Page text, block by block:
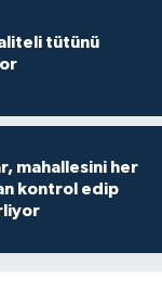
tütünü
mahallesini her
kontrol edip